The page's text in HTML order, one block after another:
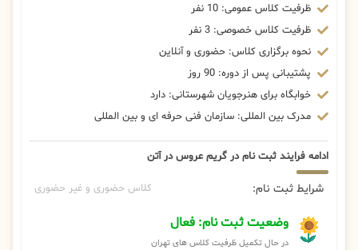
ظرفیت کلاس عمومی: 10 نفر
ظرفیت کلاس خصوصی: 3 نفر
نحوه برگزاری کلاس: حضوری و آنلاین
پشتیبانی پس از دوره: 90 روز
خوابگاه برای هنرجویان شهرستانی: دارد
مدرک بین المللی: سازمان فنی حرفه ای و بین المللی
ادامه فرایند ثبت نام در گریم عروس در آتن
شرایط ثبت نام: کلاس حضوری و غیر حضوری
وضعیت ثبت نام: فعال
در حال تکمیل ظرفیت کلاس های تهران